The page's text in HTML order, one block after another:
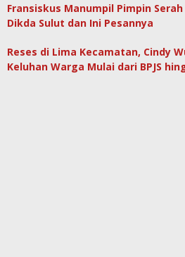
Fransiskus Manumpil Pimpin
Dikda Sulut dan Ini Pesannya
Reses di Lima Kecamatan, Cindy
Keluhan Warga Mulai dari BPJS